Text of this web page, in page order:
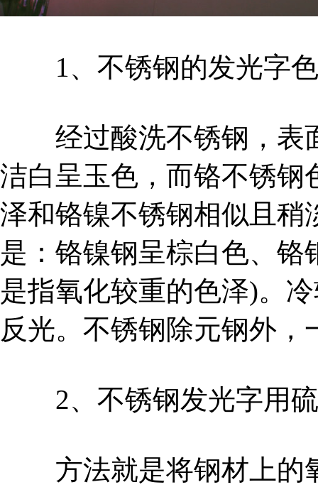
1、不锈钢的发光字色
经过酸洗不锈钢，表
洁白呈玉色，而铬不锈钢
泽和铬镍不锈钢相似且稍
是：铬镍钢呈棕白色、
是指氧化较重的色泽)。
反光。不锈钢除元钢外
2、不锈钢发光字用硫
方法就是将钢材上的